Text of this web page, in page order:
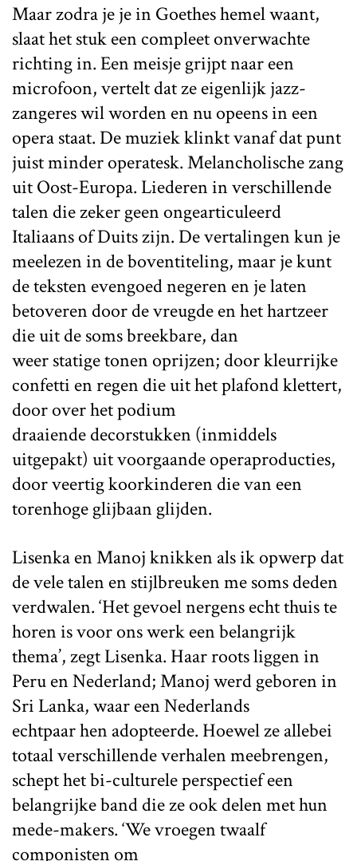
Maar zodra je je in Goethes hemel waant,
slaat het stuk een compleet onverwachte
richting in. Een meisje grijpt naar een
microfoon, vertelt dat ze eigenlijk jazz-
zangeres wil worden en nu opeens in een
opera staat. De muziek klinkt vanaf dat punt
juist minder operatesk. Melancholische zang
uit Oost-Europa. Liederen in verschillende
talen die zeker geen ongearticuleerd
Italiaans of Duits zijn. De vertalingen kun je
meelezen in de boventiteling, maar je kunt
de teksten evengoed negeren en je laten
betoveren door de vreugde en het hartzeer
die uit de soms breekbare, dan
weer statige tonen oprijzen; door kleurrijke
confetti en regen die uit het plafond klettert,
door over het podium
draaiende decorstukken (inmiddels
uitgepakt) uit voorgaande operaproducties,
door veertig koorkinderen die van een
torenhoge glijbaan glijden.
Lisenka en Manoj knikken als ik opwerp dat
de vele talen en stijlbreuken me soms deden
verdwalen. ‘Het gevoel nergens echt thuis te
horen is voor ons werk een belangrijk
thema’, zegt Lisenka. Haar roots liggen in
Peru en Nederland; Manoj werd geboren in
Sri Lanka, waar eenNederlands
echtpaarhen adopteerde. Hoewel ze allebei
totaal verschillende verhalen meebrengen,
schept het bi-culturele perspectief een
belangrijke band die ze ook delen met hun
mede-makers. ‘We vroegen twaalf
componisten om